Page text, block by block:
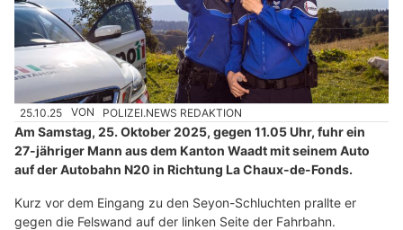
25.10.25 VON POLIZEI.NEWS REDAKTION
Am Samstag, 25. Oktober 2025, gegen 11.05 Uhr, fuhr ein
27-jähriger Mann aus dem Kanton Waadt mit seinem Auto
auf der Autobahn N20 in Richtung La Chaux-de-Fonds.
Kurz vor dem Eingang zu den Seyon-Schluchten prallte er
gegen die Felswand auf der linken Seite der Fahrbahn.